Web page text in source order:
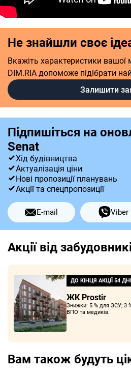
Не знайшли своє
Вкажіть характеристики вашої
DIM.RIA допоможе підібрати
Залишити
Підпишіться на
Senat
Хід будівництва
Актуалізація ціни
Нові пропозиції планувань
Акції та спецпропозиції
E-mail Viber
Акції від
ДО КІНЦЯ АКЦІЇ 54 ДНІ
ЖК Prostir
Знижки: 5 % для ЗСУ; 3 % для
ВПО та медиків.
Вам також будуть